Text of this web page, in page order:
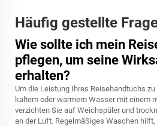
Häufig gestellte
Wie sollte ich mein
pflegen, um seine
erhalten?
Um die Leistung Ihres Reisehandtuchs
kaltem oder warmem Wasser mit einem
verzichten Sie auf Weichspüler und
an der Luft. Regelmäßiges Waschen